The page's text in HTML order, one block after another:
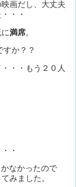
画だし、大丈夫
・・
満席。
か？？
・・もう２０人
・
なかったので
みました。